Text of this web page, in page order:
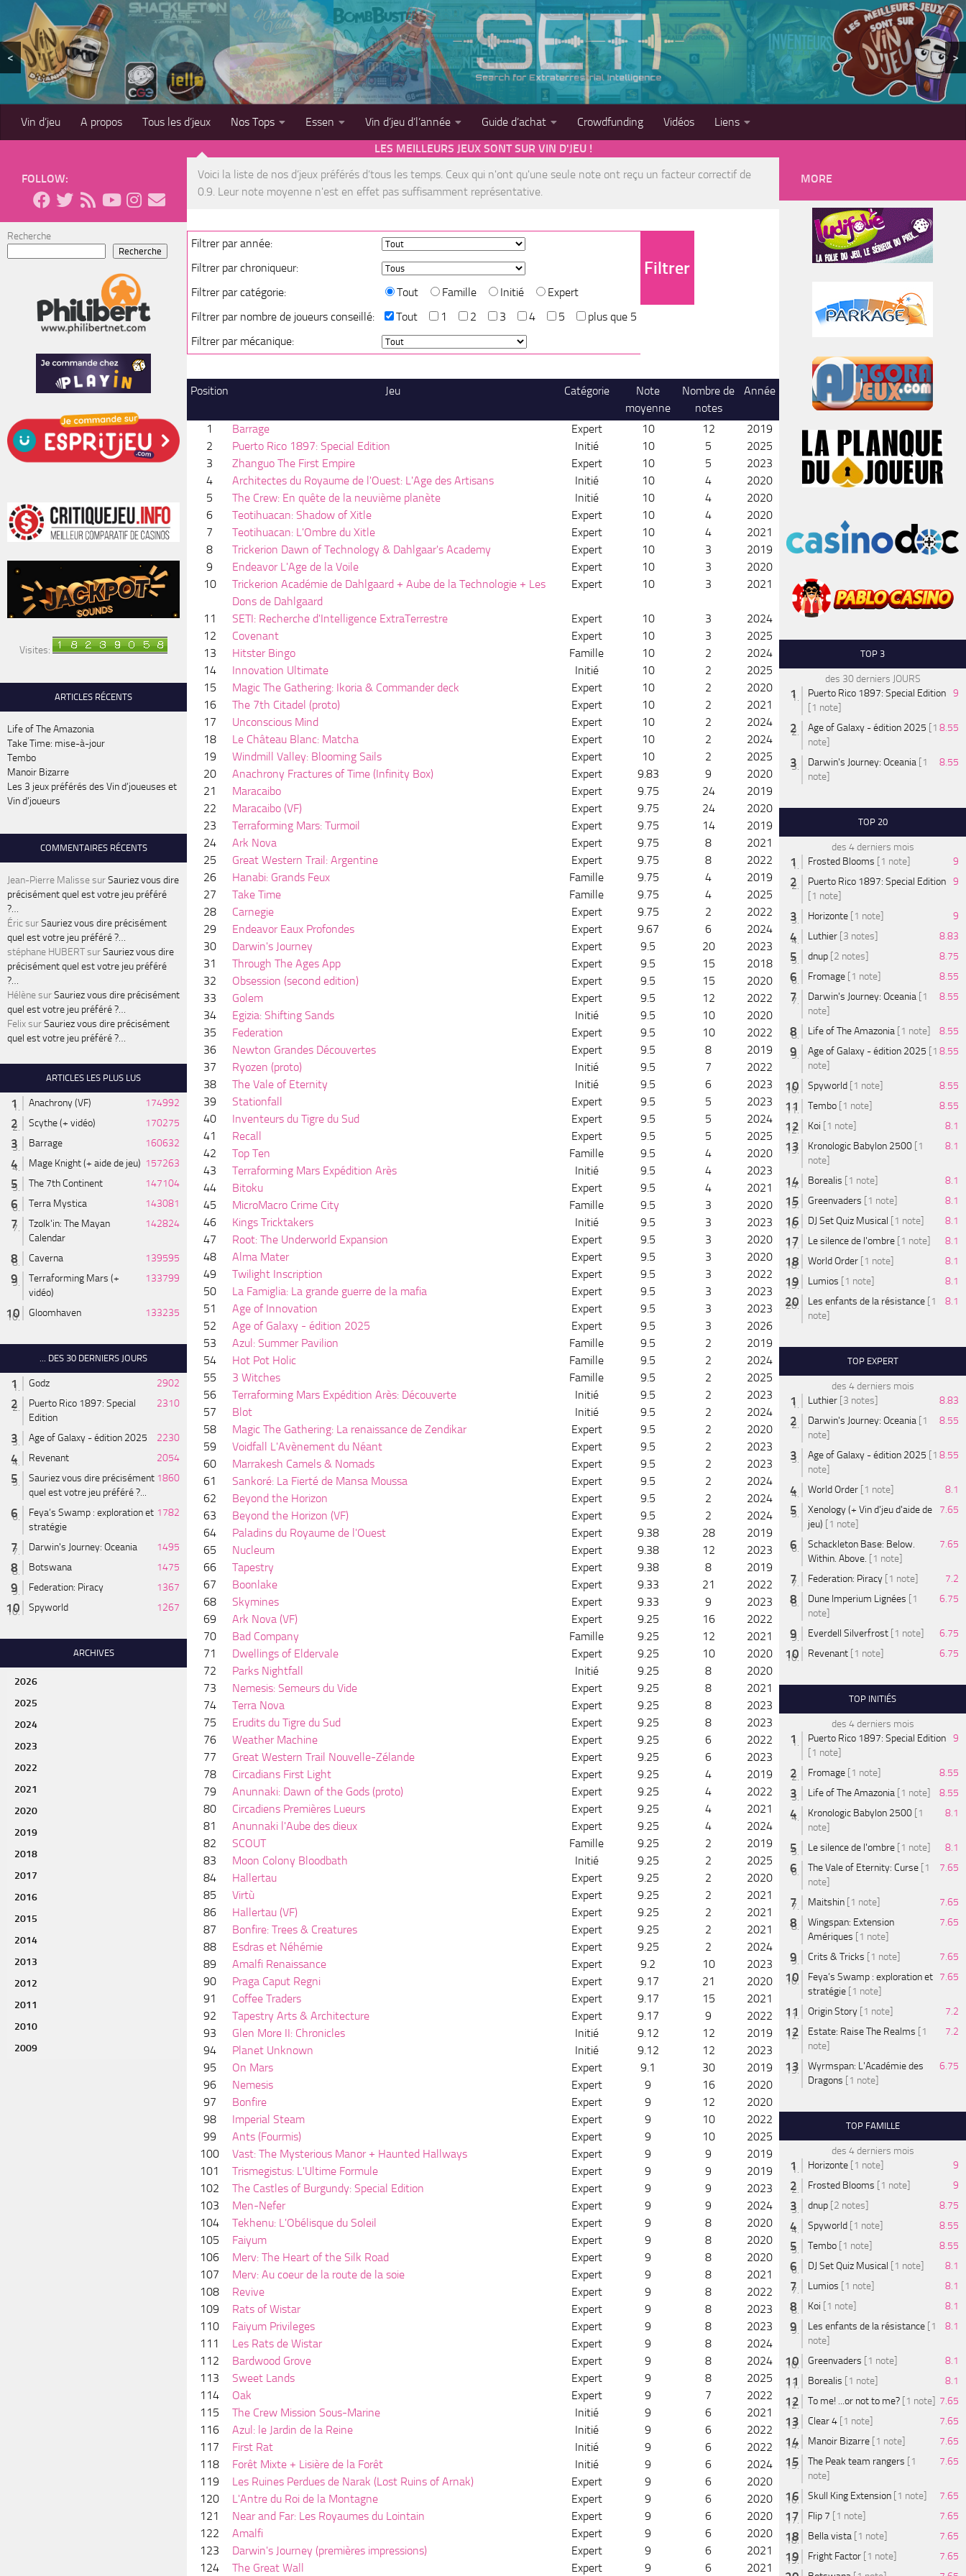
Skip to content
< >
Vin d’jeu A propos Tous les d’jeux Nos Tops Essen Vin d’jeu d’l’année Guide d’achat Crowdfunding Vidéos
Liens
LES MEILLEURS JEUX SONT SUR VIN D'JEU !
Voici la liste de nos d’jeux préférés d’tous les temps. Ceux qui n'ont qu'une seule note ont reçu un facteur correctif de
0.9. Leur note moyenne n'est en effet pas suffisamment représentative.
Filtrer par année:
Filtrer
Filtrer par chroniqueur:
Filtrer par catégorie:
Tout Famille Initié
Expert
Filtrer par nombre de joueurs conseillé:
Tout 1 2 3 4 5
plus que 5
Filtrer par mécanique:
Position Jeu Catégorie
Note
moyenne
Nombre de
notes
Année
1 Barrage Expert 10 12
2019
2
Puerto Rico 1897: Special Edition Initié 10 5
2025
3
Zhanguo The First Empire Expert 10 5
2023
4
Architectes du Royaume de l'Ouest: L'Age des Artisans Initié 10 4
2020
5
The Crew: En quête de la neuvième planète Initié 10 4
2020
6
Teotihuacan: Shadow of Xitle Expert 10 4
2020
7
Teotihuacan: L'Ombre du Xitle Expert 10 4
2021
8
Trickerion Dawn of Technology & Dahlgaar's Academy Expert 10 3
2019
9
Endeavor L'Age de la Voile Expert 10 3
2020
10
Trickerion Académie de Dahlgaard + Aube de la Technologie + Les
Dons de Dahlgaard
Expert 10 3 2021
11 SETI: Recherche d'Intelligence ExtraTerrestre Expert 10 3
2024
12
Covenant Expert 10 3
2025
13
Hitster Bingo Famille 10 2
2024
14
Innovation Ultimate Initié 10 2
2025
15
Magic The Gathering: Ikoria & Commander deck Expert 10 2
2020
16
The 7th Citadel (proto) Expert 10 2
2021
17
Unconscious Mind Expert 10 2
2024
18
Le Château Blanc: Matcha Expert 10 2
2024
19
Windmill Valley: Blooming Sails Expert 10 2
2025
20
Anachrony Fractures of Time (Infinity Box) Expert 9.83 9
2020
21
Maracaibo Expert 9.75 24
2019
22
Maracaibo (VF) Expert 9.75 24
2020
23
Terraforming Mars: Turmoil Expert 9.75 14
2019
24
Ark Nova Expert 9.75 8
2021
25
Great Western Trail: Argentine Expert 9.75 8
2022
26
Hanabi: Grands Feux Famille 9.75 4
2019
27
Take Time Famille 9.75 4
2025
28
Carnegie Expert 9.75 2
2022
29
Endeavor Eaux Profondes Expert 9.67 6
2024
30
Darwin's Journey Expert 9.5 20
2023
31
Through The Ages App Expert 9.5 15
2018
32
Obsession (second edition) Expert 9.5 15
2020
33
Golem Expert 9.5 12
2022
34
Egizia: Shifting Sands Initié 9.5 10
2020
35
Federation Expert 9.5 10
2022
36
Newton Grandes Découvertes Expert 9.5 8
2019
37
Ryozen (proto) Initié 9.5 7
2022
38
The Vale of Eternity Initié 9.5 6
2023
39
Stationfall Expert 9.5 5
2023
40
Inventeurs du Tigre du Sud Expert 9.5 5
2024
41
Recall Expert 9.5 5
2025
42
Top Ten Famille 9.5 4
2020
43
Terraforming Mars Expédition Arès Initié 9.5 4
2023
44
Bitoku Expert 9.5 4
2021
45
MicroMacro Crime City Famille 9.5 3
2020
46
Kings Tricktakers Initié 9.5 3
2023
47
Root: The Underworld Expansion Expert 9.5 3
2020
48
Alma Mater Expert 9.5 3
2020
49
Twilight Inscription Expert 9.5 3
2022
50
La Famiglia: La grande guerre de la mafia Expert 9.5 3
2023
51
Age of Innovation Expert 9.5 3
2023
52
Age of Galaxy - édition 2025 Expert 9.5 3
2026
53
Azul: Summer Pavilion Famille 9.5 2
2019
54
Hot Pot Holic Famille 9.5 2
2024
55
3 Witches Famille 9.5 2
2025
56
Terraforming Mars Expédition Arès: Découverte Initié 9.5 2
2023
57
Blot Initié 9.5 2
2024
58
Magic The Gathering: La renaissance de Zendikar Expert 9.5 2
2020
59
Voidfall L'Avènement du Néant Expert 9.5 2
2023
60
Marrakesh Camels & Nomads Expert 9.5 2
2023
61
Sankoré: La Fierté de Mansa Moussa Expert 9.5 2
2024
62
Beyond the Horizon Expert 9.5 2
2024
63
Beyond the Horizon (VF) Expert 9.5 2
2024
64
Paladins du Royaume de l'Ouest Expert 9.38 28
2019
65
Nucleum Expert 9.38 12
2023
66
Tapestry Expert 9.38 8
2019
67
Boonlake Expert 9.33 21
2022
68
Skymines Expert 9.33 9
2023
69
Ark Nova (VF) Expert 9.25 16
2022
70
Bad Company Famille 9.25 12
2021
71
Dwellings of Eldervale Expert 9.25 10
2020
72
Parks Nightfall Initié 9.25 8
2020
73
Nemesis: Semeurs du Vide Expert 9.25 8
2021
74
Terra Nova Expert 9.25 8
2023
75
Erudits du Tigre du Sud Expert 9.25 8
2023
76
Weather Machine Expert 9.25 6
2022
77
Great Western Trail Nouvelle-Zélande Expert 9.25 6
2023
78
Circadians First Light Expert 9.25 4
2019
79
Anunnaki: Dawn of the Gods (proto) Expert 9.25 4
2022
80
Circadiens Premières Lueurs Expert 9.25 4
2021
81
Anunnaki l'Aube des dieux Expert 9.25 4
2024
82
SCOUT Famille 9.25 2
2019
83
Moon Colony Bloodbath Initié 9.25 2
2025
84
Hallertau Expert 9.25 2
2020
85
Virtù Expert 9.25 2
2021
86
Hallertau (VF) Expert 9.25 2
2021
87
Bonfire: Trees & Creatures Expert 9.25 2
2021
88
Esdras et Néhémie Expert 9.25 2
2024
89
Amalfi Renaissance Expert 9.2 10
2023
90
Praga Caput Regni Expert 9.17 21
2020
91
Coffee Traders Expert 9.17 15
2021
92
Tapestry Arts & Architecture Expert 9.17 9
2022
93
Glen More II: Chronicles Initié 9.12 12
2019
94
Planet Unknown Initié 9.12 12
2023
95
On Mars Expert 9.1 30
2019
96
Nemesis Expert 9 16
2020
97
Bonfire Expert 9 12
2020
98
Imperial Steam Expert 9 10
2022
99
Ants (Fourmis) Expert 9 10
2025
100
Vast: The Mysterious Manor + Haunted Hallways Expert 9 9
2019
101
Trismegistus: L'Ultime Formule Expert 9 9
2019
102
The Castles of Burgundy: Special Edition Expert 9 9
2023
103
Men-Nefer Expert 9 9
2024
104
Tekhenu: L'Obélisque du Soleil Expert 9 8
2020
105
Faiyum Expert 9 8
2020
106
Merv: The Heart of the Silk Road Expert 9 8
2020
107
Merv: Au coeur de la route de la soie Expert 9 8
2021
108
Revive Expert 9 8
2022
109
Rats of Wistar Expert 9 8
2023
110
Faiyum Privileges Expert 9 8
2023
111
Les Rats de Wistar Expert 9 8
2024
112
Bardwood Grove Expert 9 8
2024
113
Sweet Lands Expert 9 8
2025
114
Oak Expert 9 7
2022
115
The Crew Mission Sous-Marine Initié 9 6
2021
116
Azul: le Jardin de la Reine Initié 9 6
2022
117
First Rat Initié 9 6
2022
118
Forêt Mixte + Lisière de la Forêt Initié 9 6
2024
119
Les Ruines Perdues de Narak (Lost Ruins of Arnak) Expert 9 6
2020
120
L'Antre du Roi de la Montagne Expert 9 6
2020
121
Near and Far: Les Royaumes du Lointain Expert 9 6
2020
122
Amalfi Expert 9 6
2020
123
Darwin's Journey (premières impressions) Expert 9 6
2021
124
The Great Wall Expert 9 6 2021
FOLLOW:
Recherche
Recherche
Visites:
ARTICLES RÉCENTS
Life of The Amazonia
Take Time: mise-à-jour
Tembo
Manoir Bizarre
Les 3 jeux préférés des Vin d’joueuses et
Vin d’joueurs
COMMENTAIRES RÉCENTS
Jean-Pierre MalissesurSauriez vous dire
précisément quel est votre jeu préféré
?…
ÉricsurSauriez vous dire précisément
quel est votre jeu préféré ?…
stéphane HUBERTsurSauriez vous dire
précisément quel est votre jeu préféré
?…
HélènesurSauriez vous dire précisément
quel est votre jeu préféré ?…
FelixsurSauriez vous dire précisément
quel est votre jeu préféré ?…
ARTICLES LES PLUS LUS
Anachrony (VF)
174992
Scythe (+ vidéo)
170275
Barrage
160632
Mage Knight (+ aide de jeu) 157263
The 7th Continent
147104
Terra Mystica
143081
Tzolk'in: The Mayan
Calendar
142824
Caverna
139595
Terraforming Mars (+
vidéo)
133799
Gloomhaven 133235
... DES 30 DERNIERS JOURS
Godz
2902
Puerto Rico 1897: Special
Edition
2310
Age of Galaxy - édition 2025
2230
Revenant
2054
Sauriez vous dire précisément
quel est votre jeu préféré ?...
1860
Feya’s Swamp : exploration et
stratégie
1782
Darwin's Journey: Oceania
1495
Botswana
1475
Federation: Piracy
1367
Spyworld
1267
ARCHIVES
2026
2025
2024
2023
2022
2021
2020
2019
2018
2017
2016
2015
2014
2013
2012
2011
2010
2009
MORE
TOP 3
des 30 derniers JOURS
Puerto Rico 1897: Special Edition
[1 note]
9
Age of Galaxy - édition 2025 [1
note]
8.55
Darwin's Journey: Oceania [1
note]
8.55
TOP 20
des 4 derniers mois
Frosted Blooms [1 note]
9
Puerto Rico 1897: Special Edition
[1 note]
9
Horizonte [1 note]
9
Luthier [3 notes]
8.83
dnup [2 notes]
8.75
Fromage [1 note]
8.55
Darwin's Journey: Oceania [1
note]
8.55
Life of The Amazonia [1 note]
8.55
Age of Galaxy - édition 2025 [1
note]
8.55
Spyworld [1 note]
8.55
Tembo [1 note]
8.55
Koi [1 note]
8.1
Kronologic Babylon 2500 [1
note]
8.1
Borealis [1 note]
8.1
Greenvaders [1 note]
8.1
DJ Set Quiz Musical [1 note]
8.1
Le silence de l'ombre [1 note]
8.1
World Order [1 note]
8.1
Lumios [1 note]
8.1
Les enfants de la résistance [1
note]
8.1
TOP EXPERT
des 4 derniers mois
Luthier [3 notes]
8.83
Darwin's Journey: Oceania [1
note]
8.55
Age of Galaxy - édition 2025 [1
note]
8.55
World Order [1 note]
8.1
Xenology (+ Vin d'jeu d'aide de
jeu) [1 note]
7.65
Schackleton Base: Below.
Within. Above. [1 note]
7.65
Federation: Piracy [1 note]
7.2
Dune Imperium Lignées [1
note]
6.75
Everdell Silverfrost [1 note]
6.75
Revenant [1 note] 6.75
TOP INITIÉS
des 4 derniers mois
Puerto Rico 1897: Special Edition
[1 note]
9
Fromage [1 note]
8.55
Life of The Amazonia [1 note]
8.55
Kronologic Babylon 2500 [1
note]
8.1
Le silence de l'ombre [1 note]
8.1
The Vale of Eternity: Curse [1
note]
7.65
Maitshin [1 note]
7.65
Wingspan: Extension
Amériques [1 note]
7.65
Crits & Tricks [1 note]
7.65
Feya’s Swamp : exploration et
stratégie [1 note]
7.65
Origin Story [1 note]
7.2
Estate: Raise The Realms [1
note]
7.2
Wyrmspan: L'Académie des
Dragons [1 note]
6.75
TOP FAMILLE
des 4 derniers mois
Horizonte [1 note]
9
Frosted Blooms [1 note]
9
dnup [2 notes]
8.75
Spyworld [1 note]
8.55
Tembo [1 note]
8.55
DJ Set Quiz Musical [1 note]
8.1
Lumios [1 note]
8.1
Koi [1 note]
8.1
Les enfants de la résistance [1
note]
8.1
Greenvaders [1 note]
8.1
Borealis [1 note]
8.1
To me! ...or not to me? [1 note]
7.65
Clear 4 [1 note]
7.65
Manoir Bizarre [1 note]
7.65
The Peak team rangers [1
note]
7.65
Skull King Extension [1 note]
7.65
Flip 7 [1 note]
7.65
Bella vista [1 note]
7.65
Fright Factor [1 note]
7.65